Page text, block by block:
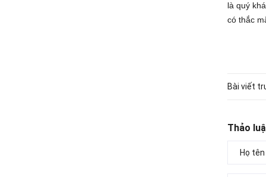
là quý
có thắc
Bài viết
Thảo